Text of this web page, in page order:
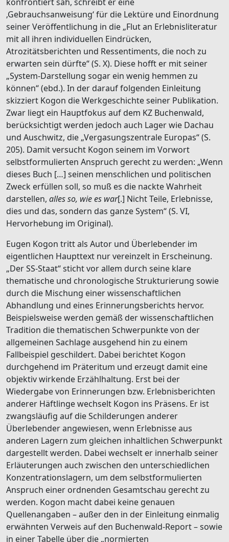
‚Gebrauchsanweisung‘ für die Lektüre und Einordnung
seiner Veröffentlichung in die „Flut an Erlebnisliteratur
mit all ihren individuellen Eindrücken,
Atrozitätsberichten und Ressentiments, die noch zu
erwarten sein dürfte“ (S. X). Diese hofft er mit seiner
„System-Darstellung sogar ein wenig hemmen zu
können“ (ebd.). In der darauf folgenden Einleitung
skizziert Kogon die Werkgeschichte seiner Publikation.
Zwar liegt ein Hauptfokus auf dem KZ Buchenwald,
berücksichtigt werden jedoch auch Lager wie Dachau
und Auschwitz, die „Vergasungszentrale Europas“ (S.
205). Damit versucht Kogon seinem im Vorwort
selbstformulierten Anspruch gerecht zu werden: „Wenn
dieses Buch […] seinen menschlichen und politischen
Zweck erfüllen soll, so muß es die nackte Wahrheit
darstellen, alles so, wie es war[.] Nicht Teile, Erlebnisse,
dies und das, sondern das ganze System“ (S. VI,
Hervorhebung im Original).
Eugen Kogon tritt als Autor und Überlebender im
eigentlichen Haupttext nur vereinzelt in Erscheinung.
„Der SS-Staat“ sticht vor allem durch seine klare
thematische und chronologische Strukturierung sowie
durch die Mischung einer wissenschaftlichen
Abhandlung und eines Erinnerungsberichts hervor.
Beispielsweise werden gemäß der wissenschaftlichen
Tradition die thematischen Schwerpunkte von der
allgemeinen Sachlage ausgehend hin zu einem
Fallbeispiel geschildert. Dabei berichtet Kogon
durchgehend im Präteritum und erzeugt damit eine
objektiv wirkende Erzählhaltung. Erst bei der
Wiedergabe von Erinnerungen bzw. Erlebnisberichten
anderer Häftlinge wechselt Kogon ins Präsens. Er ist
zwangsläufig auf die Schilderungen anderer
Überlebender angewiesen, wenn Erlebnisse aus
anderen Lagern zum gleichen inhaltlichen Schwerpunkt
dargestellt werden. Dabei wechselt er innerhalb seiner
Erläuterungen auch zwischen den unterschiedlichen
Konzentrationslagern, um dem selbstformulierten
Anspruch einer ordnenden Gesamtschau gerecht zu
werden. Kogon macht dabei keine genauen
Quellenangaben – außer den in der Einleitung einmalig
erwähnten Verweis auf den Buchenwald-Report – sowie
in einer Tabelle über die „normierten